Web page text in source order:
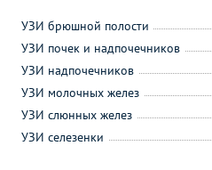
УЗИ брюшной полости
УЗИ почек и надпочечников
УЗИ надпочечников
УЗИ молочных желез
УЗИ слюнных желез
УЗИ селезенки